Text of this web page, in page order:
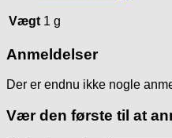
Vægt 1 g
Anmeldelser
Der er endnu ikke nogle
Vær den første til at